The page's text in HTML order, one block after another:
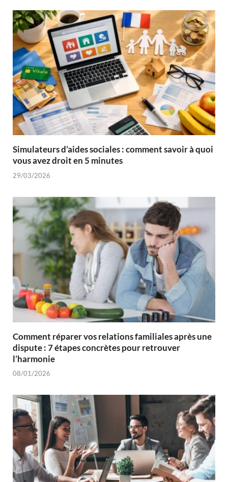
Simulateurs d’aides sociales : comment savoir à quoi
vous avez droit en 5 minutes
29/03/2026
Comment réparer vos relations familiales après une
dispute : 7 étapes concrètes pour retrouver
l’harmonie
08/01/2026